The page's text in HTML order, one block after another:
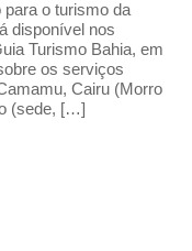
para o turismo da
disponível nos
Turismo Bahia, em
os serviços
Cairu (Morro
(sede, […]